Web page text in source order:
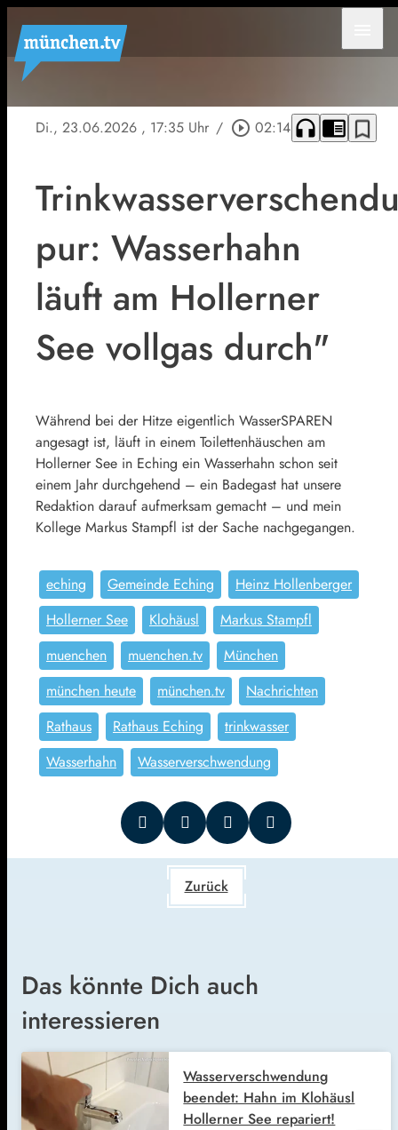
Di., 23.06.2026 , 17:35 Uhr / play_circle_outline 02:14 headphones chrome_reader_mode bookmark_border
pur: Wasserhahn
läuft am Hollerner
See vollgas durch"
Während bei der Hitze eigentlich WasserSPAREN
angesagt ist, läuft in einem Toilettenhäuschen am
Hollerner See in Eching ein Wasserhahn schon seit
einem Jahr durchgehend – ein Badegast hat unsere
Redaktion darauf aufmerksam gemacht – und mein
Kollege Markus Stampfl ist der Sache nachgegangen.
eching Gemeinde Eching
Heinz Hollenberger
Hollerner See
Klohäusl
Markus Stampfl
muenchen
muenchen.tv
München
münchen heute
münchen.tv
Nachrichten
Rathaus
Rathaus Eching
trinkwasser
Wasserhahn
Wasserverschwendung
Zurück
Das könnte Dich auch
interessieren
Wasserverschwendung
beendet: Hahn im Klohäusl
Hollerner See repariert!